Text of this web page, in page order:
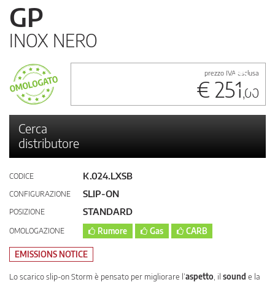
GP
INOX NERO
prezzo IVA esclusa
€ 251,00
Cerca
distributore
CODICE K.024.LXSB
CONFIGURAZIONE SLIP-ON
POSIZIONE STANDARD
OMOLOGAZIONE Rumore Gas CARB
EMISSIONS NOTICE
Lo scarico slip-on Storm è pensato per migliorare l’aspetto , il sound e la